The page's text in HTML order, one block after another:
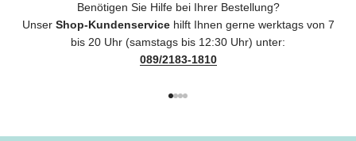
Benötigen Sie Hilfe bei Ihrer Bestellung?
Unser Shop-Kundenservicehilft Ihnen gerne werktags von 7
bis 20 Uhr (samstags bis 12:30 Uhr) unter:
089/2183-1810